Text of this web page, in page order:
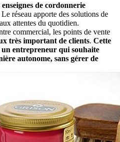
de cordonnerie
Le réseau apporte des solutions de
attentes du quotidien.
commercial, les points de vente
très important de clients. Cette
entrepreneur qui souhaite
autonome, sans gérer de